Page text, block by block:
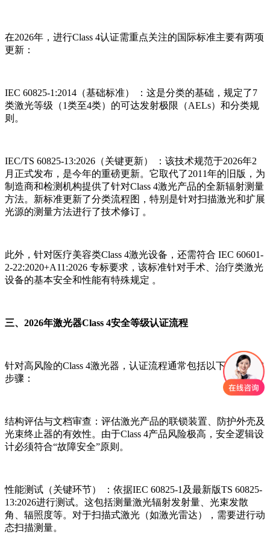
在2026年，进行Class 4认证需重点关注的国际标准主要有两项
更新：
IEC 60825-1:2014（基础标准） ：这是分类的基础，规定了7
类激光等级（1类至4类）的可达发射极限（AELs）和分类规
则。
IEC/TS 60825-13:2026（关键更新） ：该技术规范于2026年2
月正式发布，是今年的重磅更新。它取代了2011年的旧版，为
制造商和检测机构提供了针对Class 4激光产品的全新辐射测量
方法。新标准更新了分类流程图，特别是针对扫描激光和扩展
光源的测量方法进行了技术修订 。
此外，针对医疗美容类Class 4激光设备，还需符合 IEC 60601-
2-22:2020+A11:2026 专标要求，该标准针对手术、治疗类激光
设备的基本安全和性能有特殊规定 。
三、2026年激光器Class 4安全等级认证流程
针对高风险的Class 4激光器，认证流程通常包括以下四个关键
步骤：
结构评估与文档审查：评估激光产品的联锁装置、防护外壳及
光束终止器的有效性。由于Class 4产品风险极高，安全逻辑设
计必须符合“故障安全”原则。
性能测试（关键环节） ：依据IEC 60825-1及最新版TS 60825-
13:2026进行测试。这包括测量激光辐射发射量、光束发散
角、辐照度等。对于扫描式激光（如激光雷达），需要进行动
态扫描测量。